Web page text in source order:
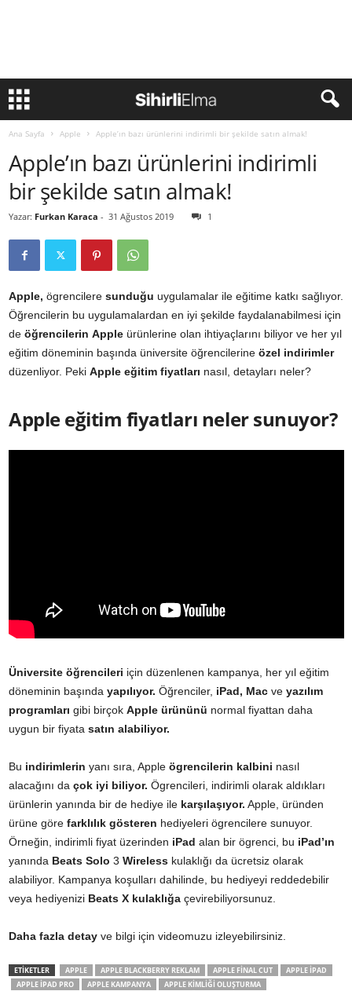
Ana Sayfa Apple Apple’ın bazı ürünlerini indirimli bir şekilde satın almak!
Apple’ın bazı ürünlerini indirimli
bir şekilde satın almak!
Yazar: Furkan Karaca - 31 Ağustos 2019 1
Apple, ögrencilere sunduğu uygulamalar ile eğitime katkı sağlıyor.
Öğrencilerin bu uygulamalardan en iyi şekilde faydalanabilmesi için
de öğrencilerin Apple ürünlerine olan ihtiyaçlarını biliyor ve her yıl
eğitim döneminin başında üniversite öğrencilerine özel indirimler
düzenliyor. Peki Apple eğitim fiyatları nasıl, detayları neler?
Apple eğitim fiyatları neler sunuyor?
Üniversite öğrencileri için düzenlenen kampanya, her yıl eğitim
döneminin başında yapılıyor. Öğrenciler, iPad, Mac ve yazılım
programları gibi birçok Apple ürününü normal fiyattan daha
uygun bir fiyata satın alabiliyor.
Bu indirimlerin yanı sıra, Apple ögrencilerin kalbini nasıl
alacağını da çok iyi biliyor. Ögrencileri, indirimli olarak aldıkları
ürünlerin yanında bir de hediye ile karşılaşıyor. Apple, üründen
ürüne göre farklılık gösteren hediyeleri ögrencilere sunuyor.
Örneğin, indirimli fiyat üzerinden iPad alan bir ögrenci, bu iPad’ın
yanında Beats Solo 3 Wireless kulaklığı da ücretsiz olarak
alabiliyor. Kampanya koşulları dahilinde, bu hediyeyi reddedebilir
veya hediyenizi Beats X kulaklığa çevirebiliyorsunuz.
Daha fazla detay ve bilgi için videomuzu izleyebilirsiniz.
ETİKETLER APPLE APPLE BLACKBERRY REKLAM APPLE FINAL CUT
APPLE IPAD
APPLE IPAD PRO
APPLE KAMPANYA
APPLE KIMLIĞI OLUŞTURMA